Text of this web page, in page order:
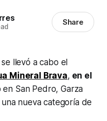
Share
llevó a cabo el
Mineral Brava, en el
en San Pedro, Garza
nueva categoría de